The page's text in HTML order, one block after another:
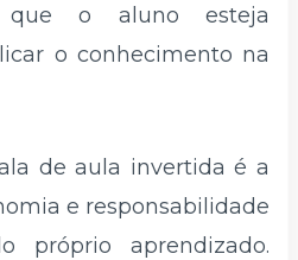
que o aluno esteja
o conhecimento na
de aula invertida é a
e responsabilidade
próprio aprendizado.